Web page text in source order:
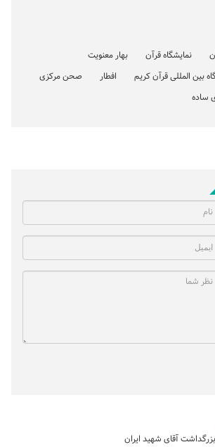
نمایشگاه قرآن
بهار معنویت
بین المللی قرآن کریم
افطار
صحن مرکزی
ساده
آقای شهید ایران